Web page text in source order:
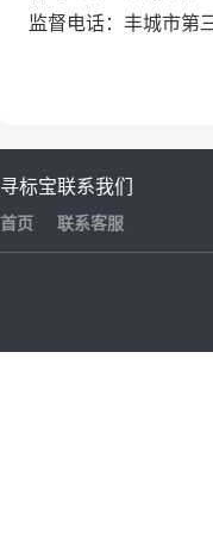
监督电话：丰城市第
寻标宝
首页
联系我们
联系客服